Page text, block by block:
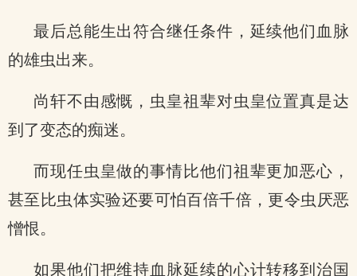
最后总能生出符合继任条件，延续他们血脉
的雄虫出来。
尚轩不由感慨，虫皇祖辈对虫皇位置真是达
到了变态的痴迷。
而现任虫皇做的事情比他们祖辈更加恶心，
甚至比虫体实验还要可怕百倍千倍，更令虫厌恶
憎恨。
如果他们把维持血脉延续的心计转移到治国